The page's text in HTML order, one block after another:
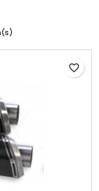
favorite_border